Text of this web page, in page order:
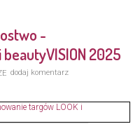
-
2025
dodaj komentarz